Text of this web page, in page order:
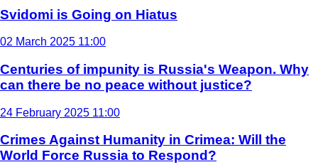
Svidomi is Going on Hiatus
02 March 2025 11:00
Centuries of impunity is Russia's Weapon. Why
can there be no peace without justice?
24 February 2025 11:00
Crimes Against Humanity in Crimea: Will the
World Force Russia to Respond?